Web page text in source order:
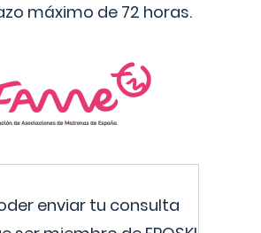
máximo de 72 horas.
enviar tu consulta